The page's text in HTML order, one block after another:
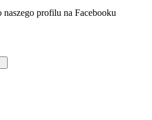
się w nowej karcie
naszego profilu na Facebooku